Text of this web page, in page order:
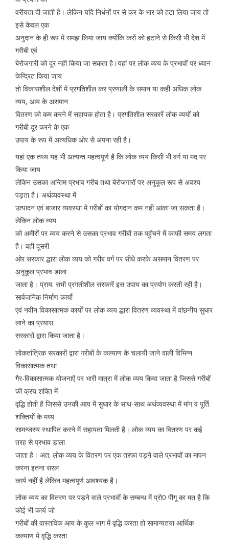
वरीयता दी जाती है। लेकिन यदि निर्धनों पर से कर के भार को हटा लिया जाय तो
इसे केवल एक
अनुदान के ही रूप में समझ लिया जाय क्योंकि करों को हटाने से किसी भी देश में
गरीबी एवं
बेरोजगारी को दूर नही किया जा सकता है।यहां पर लोक व्यय के प्रभावों पर ध्यान
केन्द्रित किया जाय
तो विकासशील देशों में प्रगतिशील कर प्रणाली के समान या कही अधिक लोक
व्यय, आय के असमान
वितरण को कम करने में सहायक होता है। प्रगतिशील सरकारें लोक व्ययों को
गरीबी दूर करने के एक
उपाय के रूप में अत्यधिक ओर से अपना रही है।
यहां एक तथ्य यह भी अत्यन्त महत्वपूर्ण है कि लोक व्यय किसी भी वर्ग या मद पर
किया जाय
लेकिन उसका अन्तिम प्रभाव गरीब तथा बेरोजगारों पर अनुकूल रूप से अवश्य
पड़ता है। अर्थव्यवस्था में
उत्पादन एवं बाजार व्यवस्था में गरीबों का योगदान कम नहीं आंका जा सकता है।
लेकिन लोक व्यय
को अमीरों पर व्यय करने से उसका प्रभाव गरीबों तक पहुॅचने में काफी समय लगता
है। वही दूसरी
ओर सरकार द्धारा लोक व्यय को गरीब वर्ग पर सीधे करके असमान वितरण पर
अनूकूल प्रभाव डाला
जाता है। प्राय: सभी प्रगतीशील सरकारें इस उपाय का प्रयोग करती रही है।
सार्वजनिक निर्माण कार्यो
एवं नवीन विकासात्मक कार्यों पर लोक व्यय द्धारा वितरण व्यवस्था में वांछनीय सुधार
लाने का प्रयास
सरकारों द्वारा किया जाता है।
लोकतांत्रिक सरकारों द्वारा गरीबों के कल्याण के चलायी जाने वाली विभिन्न
विकासात्मक तथा
गैर-विकासात्मक योजनाऐं पर भारी मात्रा में लोक व्यय किया जाता है जिससे गरीबों
की क्रय शक्ति में
वृद्धि होती है जिससे उनकी आय में सुधार के साथ-साथ अर्थव्यवस्था में मांग व पूर्ति
शक्तियों के मध्य
सामन्जस्य स्थापित करने में सहायता मिलती है। लोक व्यय का वितरण पर कई
तरह से प्रभाव डाला
जाता है। अत: लोक व्यय के वितरण पर एक तरफा पड़ने वाले प्रभावों का मापन
करना इतना सरल
कार्य नहीं है लेकिन महत्वपूर्ण आवश्यक है।
लोक व्यय का वितरण पर पड़ने वाले प्रभावों के सम्बन्ध में प्रो0 पीगू का मत है कि
कोई भी कार्य जो
गरीबों की वास्तविक आय के कुल भाग में वृद्धि करता हो सामान्यतया आर्थिक
कल्याण में वृद्धि करता